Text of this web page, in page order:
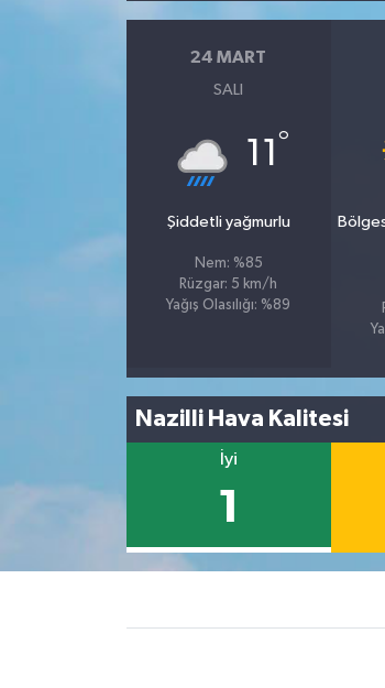
24 MART
SALI
11 °
Şiddetli yağmurlu
Nem: %85
Rüzgar: 5 km/h
Yağış Olasılığı: %89
Nazilli Hava Kalitesi
İyi
1